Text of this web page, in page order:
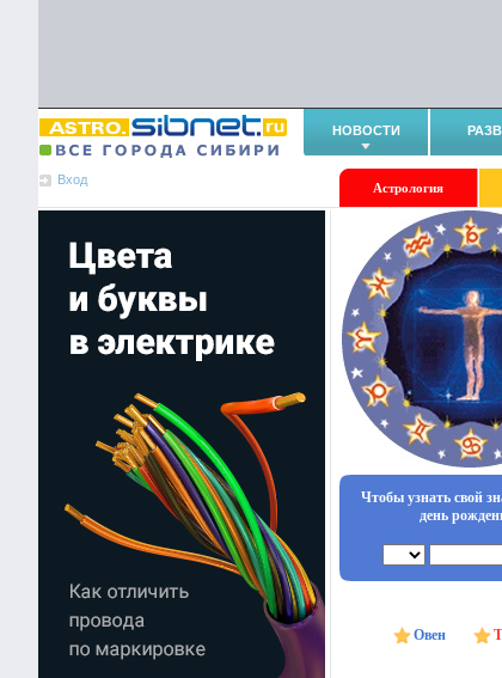
НОВОСТИ
Вход
Астрология
Чтобы узнать свой
день
Овен